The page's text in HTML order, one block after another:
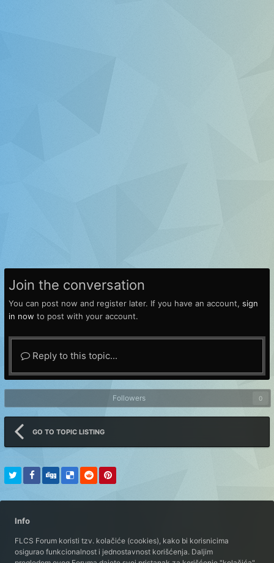
Join the conversation
You can post now and register later. If you have an account, sign
in now to post with your account.
Reply to this topic...
Followers 0
GO TO TOPIC LISTING
Info
FLCS Forum koristi tzv. kolačiće (cookies), kako bi korisnicima
osigurao funkcionalnost i jednostavnost korišćenja. Daljim